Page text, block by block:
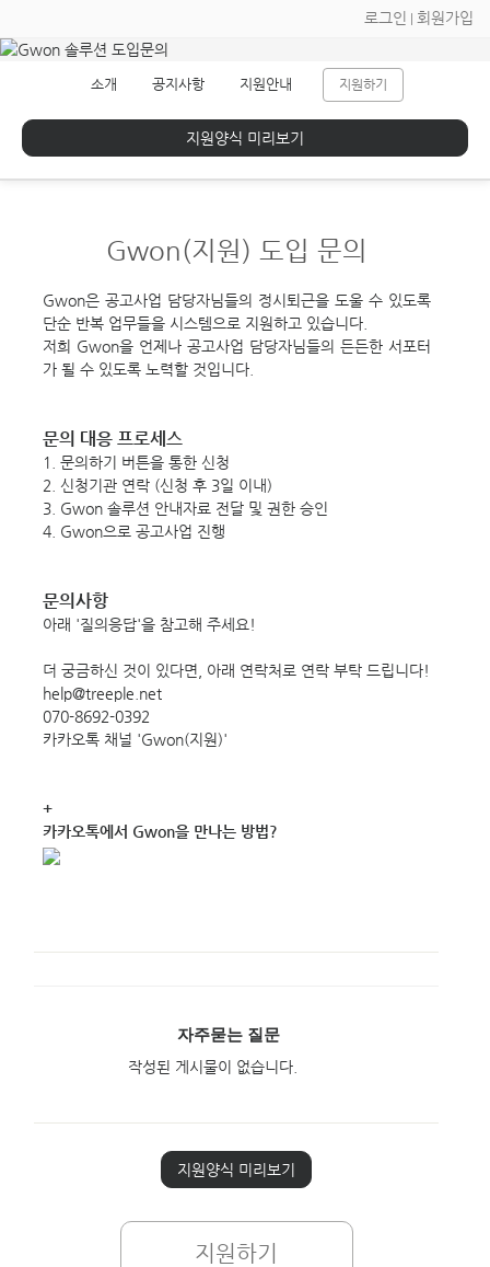
로그인 회원가입
소개 공지사항 지원안내 지원하기
지원양식 미리보기
Gwon(지원) 도입 문의
Gwon은 공고사업 담당자님들의 정시퇴근을 도울 수 있도록
단순 반복 업무들을 시스템으로 지원하고 있습니다.
저희 Gwon을 언제나 공고사업 담당자님들의 든든한 서포터
가 될 수 있도록 노력할 것입니다.
문의 대응 프로세스
1. 문의하기 버튼을 통한 신청
2. 신청기관 연락 (신청 후 3일 이내)
3. Gwon 솔루션 안내자료 전달 및 권한 승인
4. Gwon으로 공고사업 진행
문의사항
아래 '질의응답'을 참고해 주세요!
더 궁금하신 것이 있다면, 아래 연락처로 연락 부탁 드립니다!
help@treeple.net
070-8692-0392
카카오톡 채널 'Gwon(지원)'
+
카카오톡에서 Gwon을 만나는 방법?
자주묻는 질문
작성된 게시물이 없습니다.
지원양식 미리보기
지원하기